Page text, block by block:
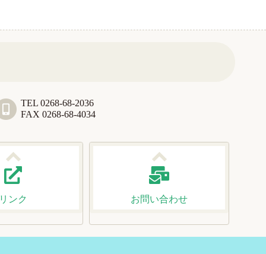
TEL 0268-68-2036
FAX 0268-68-4034
ンク お問い合わせ